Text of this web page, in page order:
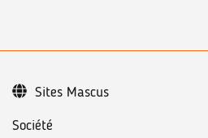
Société
Sites Mascus